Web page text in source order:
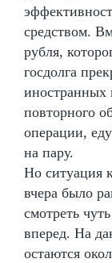
средством.
рубля,
госдолга
иностранных
повторного
операции,
на пару.
Но ситуация
вчера было
смотреть
вперед. На
остаются